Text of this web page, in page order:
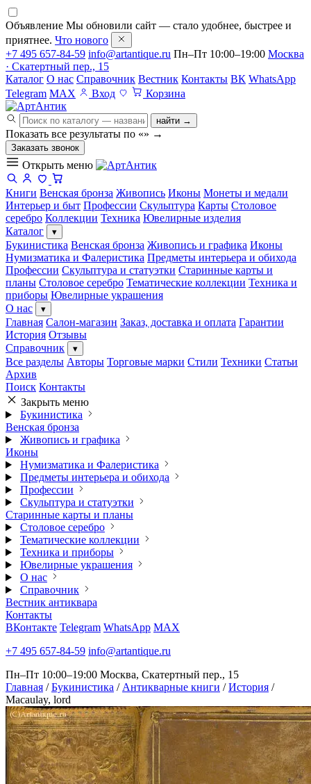
Объявление Мы обновили сайт — стало удобнее, быстрее и
приятнее. Что нового
+7 495 657-84-59 info@artantique.ru Пн–Пт 10:00–19:00 Москва
· Скатертный пер., 15
Каталог О нас Справочник Вестник Контакты ВК WhatsApp
Telegram MAX Вход Корзина
найти →
Показать все результаты по «» →
Заказать звонок
Открыть меню
Книги Венская бронза Живопись Иконы Монеты и медали
Интерьер и быт Профессии Скульптура Карты Столовое
серебро Коллекции Техника Ювелирные изделия
Каталог
▾
Букинистика Венская бронза Живопись и графика Иконы
Нумизматика и Фалеристика Предметы интерьера и обихода
Профессии Скульптура и статуэтки Старинные карты и
планы Столовое серебро Тематические коллекции Техника и
приборы Ювелирные украшения
О нас
▾
Главная Салон-магазин Заказ, доставка и оплата Гарантии
История Отзывы
Справочник
▾
Все разделы Авторы Торговые марки Стили Техники Статьи
Архив
Поиск Контакты
Закрыть меню
Букинистика
Венская бронза
Живопись и графика
Иконы
Нумизматика и Фалеристика
Предметы интерьера и обихода
Профессии
Скульптура и статуэтки
Старинные карты и планы
Столовое серебро
Тематические коллекции
Техника и приборы
Ювелирные украшения
О нас
Справочник
Вестник антиквара
Контакты
ВКонтакте Telegram WhatsApp MAX
+7 495 657-84-59 info@artantique.ru
Пн–Пт 10:00–19:00 Москва, Скатертный пер., 15
Главная / Букинистика / Антикварные книги / История /
Macaulay, lord